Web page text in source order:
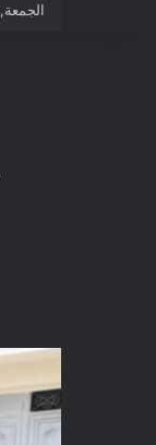
الجمعة, 7أغسطس 2026